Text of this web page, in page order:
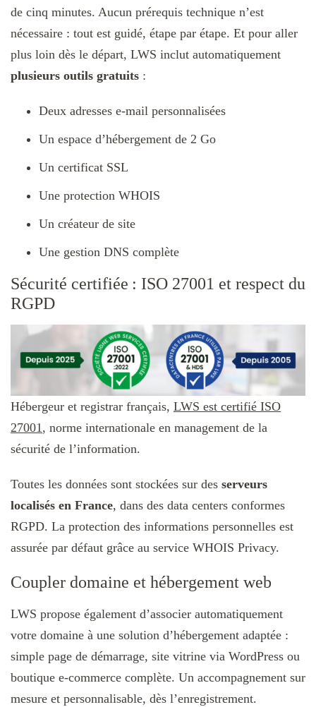
de cinq minutes. Aucun prérequis technique n’est
nécessaire : tout est guidé, étape par étape. Et pour aller
plus loin dès le départ, LWS inclut automatiquement
plusieurs outils gratuits :
Deux adresses e-mail personnalisées
Un espace d’hébergement de 2 Go
Un certificat SSL
Une protection WHOIS
Un créateur de site
Une gestion DNS complète
Sécurité certifiée : ISO 27001 et respect du
RGPD
Hébergeur et registrar français, LWS est certifié ISO
27001, norme internationale en management de la
sécurité de l’information.
Toutes les données sont stockées sur des serveurs
localisés en France, dans des data centers conformes
RGPD. La protection des informations personnelles est
assurée par défaut grâce au service WHOIS Privacy.
Coupler domaine et hébergement web
LWS propose également d’associer automatiquement
votre domaine à une solution d’hébergement adaptée :
simple page de démarrage, site vitrine via WordPress ou
boutique e-commerce complète. Un accompagnement sur
mesure et personnalisable, dès l’enregistrement.